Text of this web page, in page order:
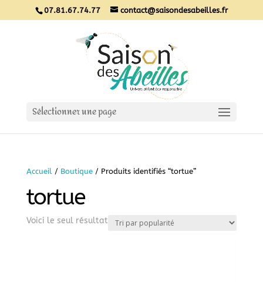
07.81.67.74.77 contact@saisondesabeilles.fr
Sélectionner une page
Accueil/ Boutique/ Produits identifiés “tortue”
tortue
Voici le seul résultat